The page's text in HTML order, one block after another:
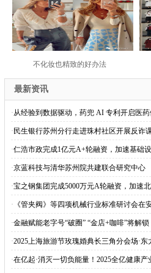
不化妆也精致的好办法
最新资讯
·从经验到数据驱动，药兜 AI 专利开启医药
· 民生银行苏州分行走进珠村社区开展反诈
·仁浩市政完成1亿元A+轮融资，加速基础
·京蓝科技与清华苏州院共建联合研究中心
·宝之钢集团完成5000万元A轮融资，加速
· 《管夹阀》等四项机械行业标准研讨会在
·金融赋能老字号“破圈” “金店+咖啡”将解锁
·2025上海旅游节玫瑰婚典长三角分会场·东
·在亿起·消灭一切负能量！2025全亿健康产